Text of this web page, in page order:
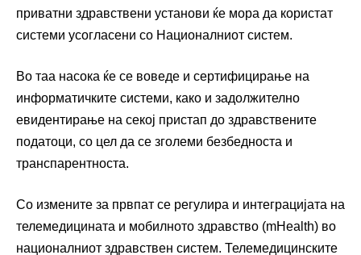
приватни здравствени установи ќе мора да користат
системи усогласени со Националниот систем.
Во таа насока ќе се воведе и сертифицирање на
информатичките системи, како и задолжително
евидентирање на секој пристап до здравствените
податоци, со цел да се зголеми безбедноста и
транспарентноста.
Со измените за првпат се регулира и интеграцијата на
телемедицината и мобилното здравство (mHealth) во
националниот здравствен систем. Телемедицинските